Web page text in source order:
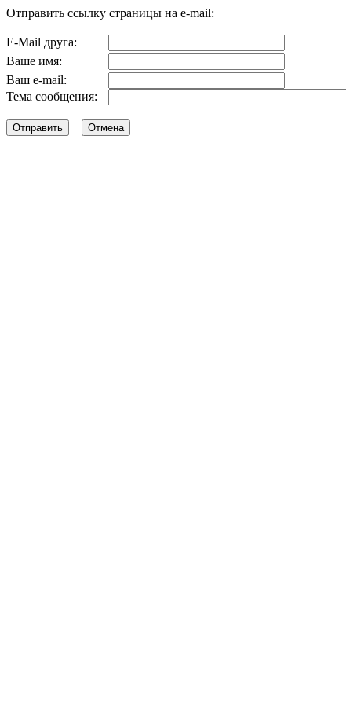
Отправить ссылку страницы на e-mail:
E-Mail друга:
Ваше имя:
Ваш e-mail:
Тема сообщения: